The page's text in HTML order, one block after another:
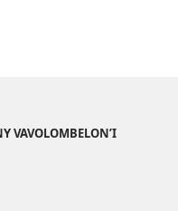
VAVOLOMBELON’I